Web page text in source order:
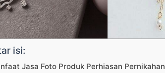
isi:
Jasa Foto Produk Perhiasan Pernikahan